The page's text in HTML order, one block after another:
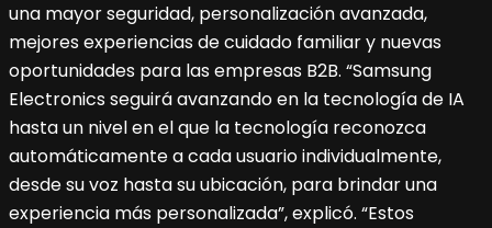
una mayor seguridad, personalización avanzada,
mejores experiencias de cuidado familiar y nuevas
oportunidades para las empresas B2B. “Samsung
Electronics seguirá avanzando en la tecnología de IA
hasta un nivel en el que la tecnología reconozca
automáticamente a cada usuario individualmente,
desde su voz hasta su ubicación, para brindar una
experiencia más personalizada”, explicó. “Estos